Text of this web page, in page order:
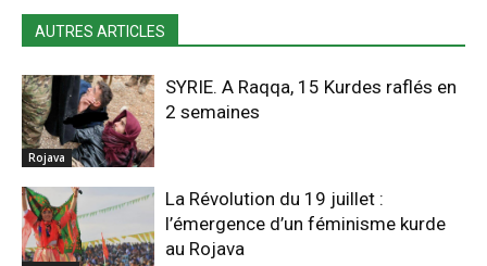
AUTRES ARTICLES
Rojava
SYRIE. A Raqqa, 15 Kurdes raflés en
2 semaines
La Révolution du 19 juillet :
l’émergence d’un féminisme kurde
au Rojava